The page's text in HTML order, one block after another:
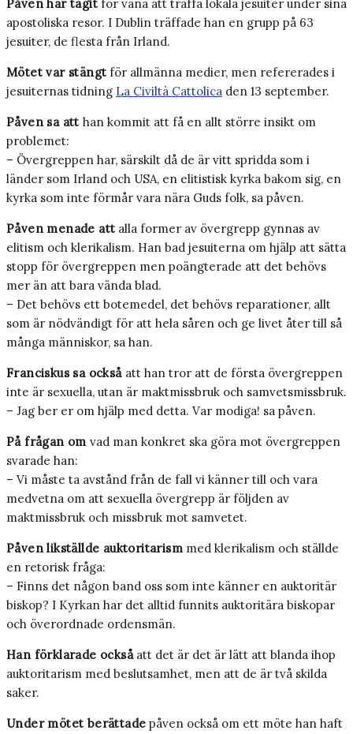
Påven har tagit för vana att träffa lokala jesuiter under sina
apostoliska resor. I Dublin träffade han en grupp på 63
jesuiter, de flesta från Irland.
Mötet var stängt för allmänna medier, men refererades i
jesuiternas tidning La Civiltà Cattolica den 13 september.
Påven sa att han kommit att få en allt större insikt om
problemet:
– Övergreppen har, särskilt då de är vitt spridda som i
länder som Irland och USA, en elitistisk kyrka bakom sig, en
kyrka som inte förmår vara nära Guds folk, sa påven.
Påven menade att alla former av övergrepp gynnas av
elitism och klerikalism. Han bad jesuiterna om hjälp att sätta
stopp för övergreppen men poängterade att det behövs
mer än att bara vända blad.
– Det behövs ett botemedel, det behövs reparationer, allt
som är nödvändigt för att hela såren och ge livet åter till så
många människor, sa han.
Franciskus sa ocksåatt han tror att de första övergreppen
inte är sexuella, utan är maktmissbruk och samvetsmissbruk.
– Jag ber er om hjälp med detta. Var modiga! sa påven.
På frågan om vad man konkret ska göra mot övergreppen
svarade han:
– Vi måste ta avstånd från de fall vi känner till och vara
medvetna om att sexuella övergrepp är följden av
maktmissbruk och missbruk mot samvetet.
Påven likställde auktoritarism med klerikalism och ställde
en retorisk fråga:
– Finns det någon band oss som inte känner en auktoritär
biskop? I Kyrkan har det alltid funnits auktoritära biskopar
och överordnade ordensmän.
Han förklarade ocksåatt det är det är lätt att blanda ihop
auktoritarism med beslutsamhet, men att de är två skilda
saker.
Under mötet berättade påven också om ett möte han haft